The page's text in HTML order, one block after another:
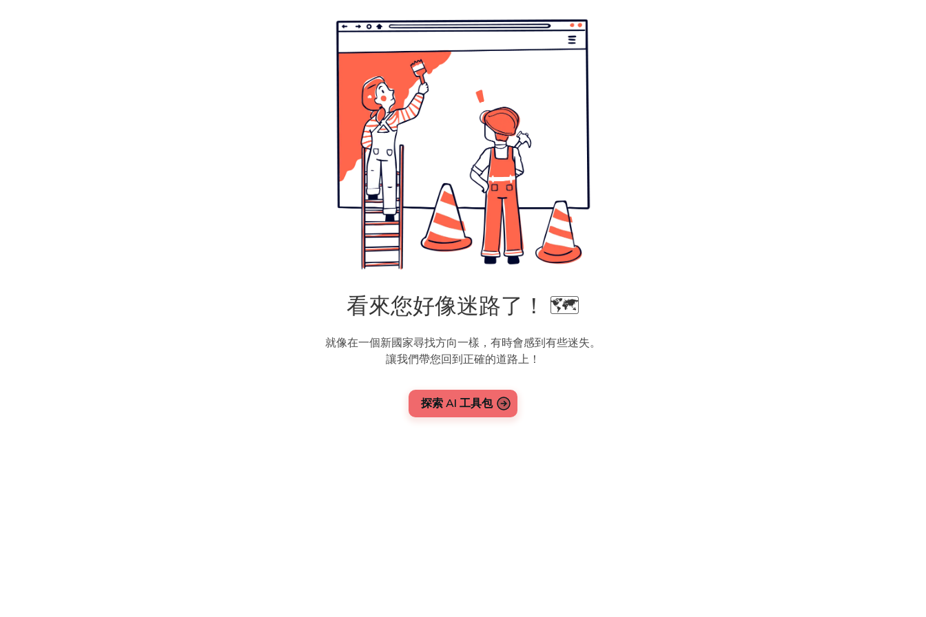
看來您好像迷路了！ 🗺️
就像在一個新國家尋找方向一樣，有時會感到有些迷失。
讓我們帶您回到正確的道路上！
探索 AI 工具包